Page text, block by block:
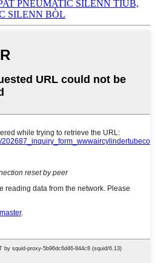
PNEUMATIC SILENN TIUB,
SILENN BÒL